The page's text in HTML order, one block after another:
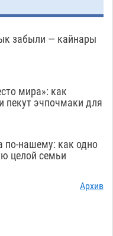
астраханского
07.08 488
компании в 400
07.08
барные стойки
водоемы
тысяч кубов
1271
отбиться
суде
забыли — кайнары
мира»: как
пекут эчпочмаки для
по-нашему: как одно
целой семьи
Архив